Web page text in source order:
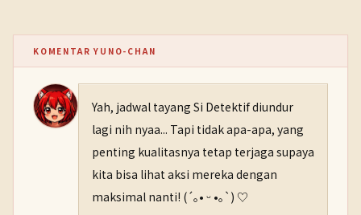
KOMENTAR YUNO-CHAN
Yah, jadwal tayang Si Detektif diundur
lagi nih nyaa... Tapi tidak apa-apa, yang
penting kualitasnya tetap terjaga supaya
kita bisa lihat aksi mereka dengan
maksimal nanti! (´｡• ᵕ •｡`) ♡